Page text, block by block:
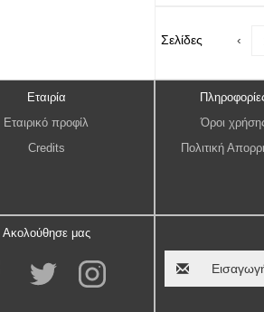
Σελίδες ‹
Εταιρία
Εταιρικό προφίλ
Credits
Όροι
Πολιτική
Ακολούθησε μας